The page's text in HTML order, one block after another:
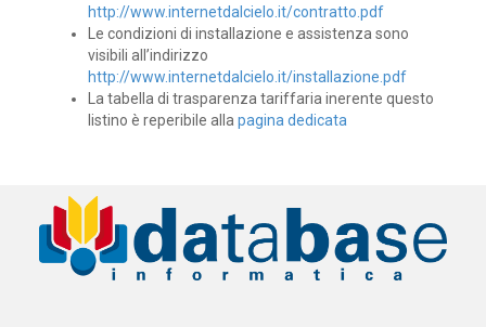
http://www.internetdalcielo.it/contratto.pdf
Le condizioni di installazione e assistenza sono
visibili all’indirizzo
http://www.internetdalcielo.it/installazione.pdf
La tabella di trasparenza tariffaria inerente questo
listino è reperibile allapagina dedicata